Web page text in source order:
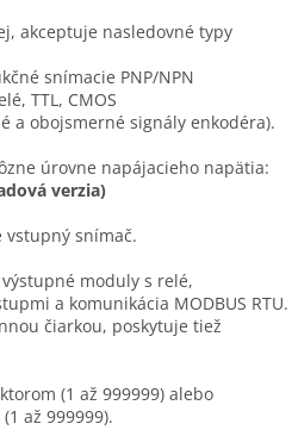
akceptuje nasledovné typy
snímacie PNP/NPN
TTL, CMOS
a obojsmerné signály enkodéra).
úrovne napájacieho napätia:
verzia)
snímač.
moduly s relé,
a komunikácia MODBUS RTU.
čiarkou, poskytuje tiež
(1 až 999999) alebo
až 999999).